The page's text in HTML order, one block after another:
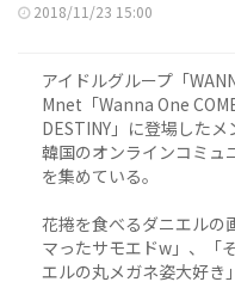
2018/11/23 15:00
アイドルグループ「
Mnet「Wanna One
DESTINY」に登場した
韓国のオンラインコミュ
を集めている。
花捲を食べるダニエルの
マったサモエドw」、「
エルの丸メガネ姿大好き